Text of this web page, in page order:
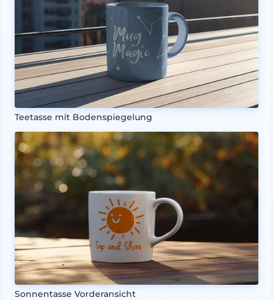
Teetasse mit Bodenspiegelung
Sonnentasse Vorderansicht